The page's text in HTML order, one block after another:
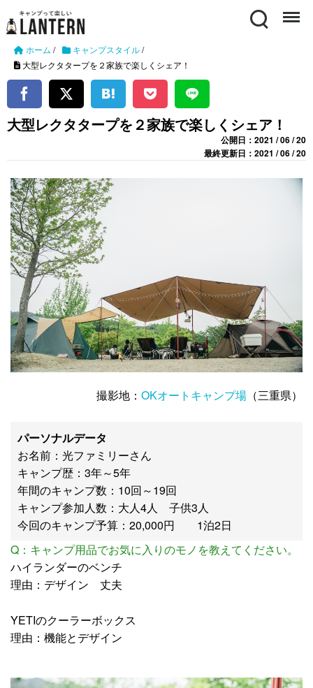
Search Menu
ホーム / キャンプスタイル/
大型レクタタープを２家族で楽しくシェア！
大型レクタタープを２家族で楽しくシェア！
公開日：2021 / 06 / 20
最終更新日：2021 / 06 / 20
撮影地： OKオートキャンプ場 （三重県）
パーソナルデータ
お名前：光ファミリーさん
キャンプ歴：3年～5年
年間のキャンプ数：10回～19回
キャンプ参加人数：大人4人 子供3人
今回のキャンプ予算：20,000円 1泊2日
Q：キャンプ用品でお気に入りのモノを教えてください。
ハイランダーのベンチ
理由：デザイン 丈夫
YETIのクーラーボックス
理由：機能とデザイン